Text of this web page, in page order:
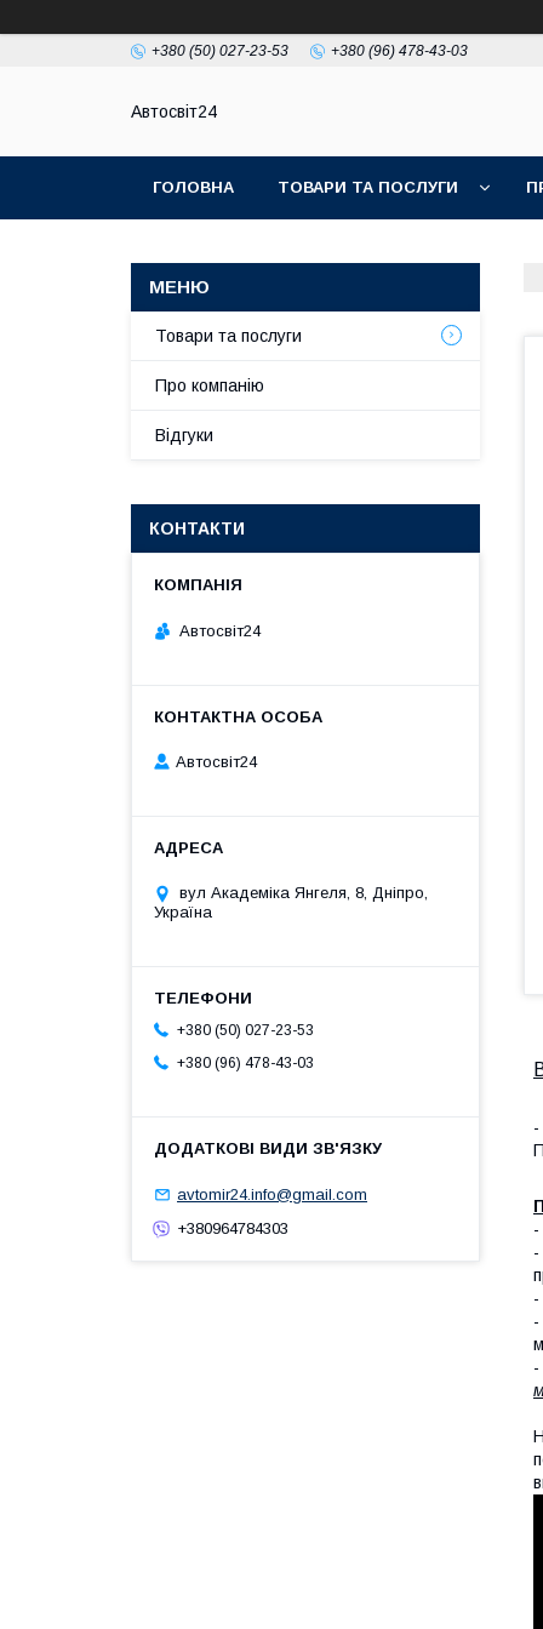
+380 (50) 027-23-53 +380 (96) 478-43-03
Автосвіт24
ГОЛОВНА ТОВАРИ ТА ПОСЛУГИ
-
-
-
-
-
Товари та послуги
Про компанію
Відгуки
КОНТАКТИ
Автосвіт24
Автосвіт24
вул Академіка Янгеля, 8, Дніпро,
Україна
+380 (50) 027-23-53
+380 (96) 478-43-03
avtomir24.info@gmail.com
+380964784303